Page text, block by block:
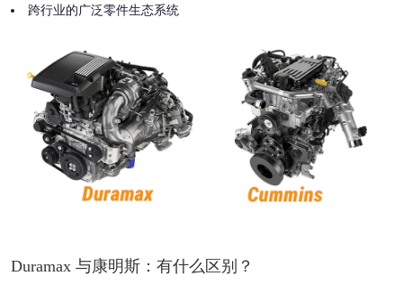
跨行业的广泛零件生态系统
Duramax 与康明斯：有什么区别？